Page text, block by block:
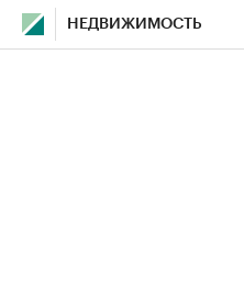
НЕДВИЖИМОСТЬ